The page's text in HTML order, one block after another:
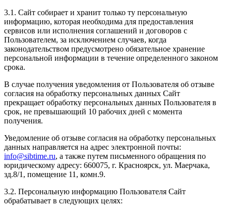
3.1. Сайт собирает и хранит только ту персональную
информацию, которая необходима для предоставления
сервисов или исполнения соглашений и договоров с
Пользователем, за исключением случаев, когда
законодательством предусмотрено обязательное хранение
персональной информации в течение определенного законом
срока.
В случае получения уведомления от Пользователя об отзыве
согласия на обработку персональных данных Сайт
прекращает обработку персональных данных Пользователя в
срок, не превышающий 10 рабочих дней с момента
получения.
Уведомление об отзыве согласия на обработку персональных
данных направляется на адрес электронной почты:
info@sibtime.ru, а также путем письменного обращения по
юридическому адресу: 660075, г. Красноярск, ул. Маерчака,
зд.8/1, помещение 11, комн.9.
3.2. Персональную информацию Пользователя Сайт
обрабатывает в следующих целях: